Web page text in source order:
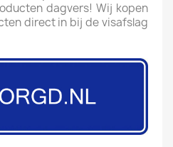
dagvers! Wij kopen
direct in bij de visafslag